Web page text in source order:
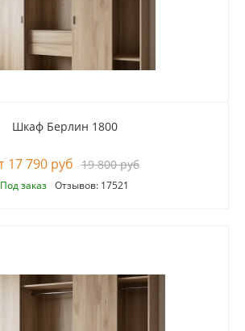
Шкаф Берлин 1800
17 790 руб 19 800 руб
Под заказ Отзывов: 17521